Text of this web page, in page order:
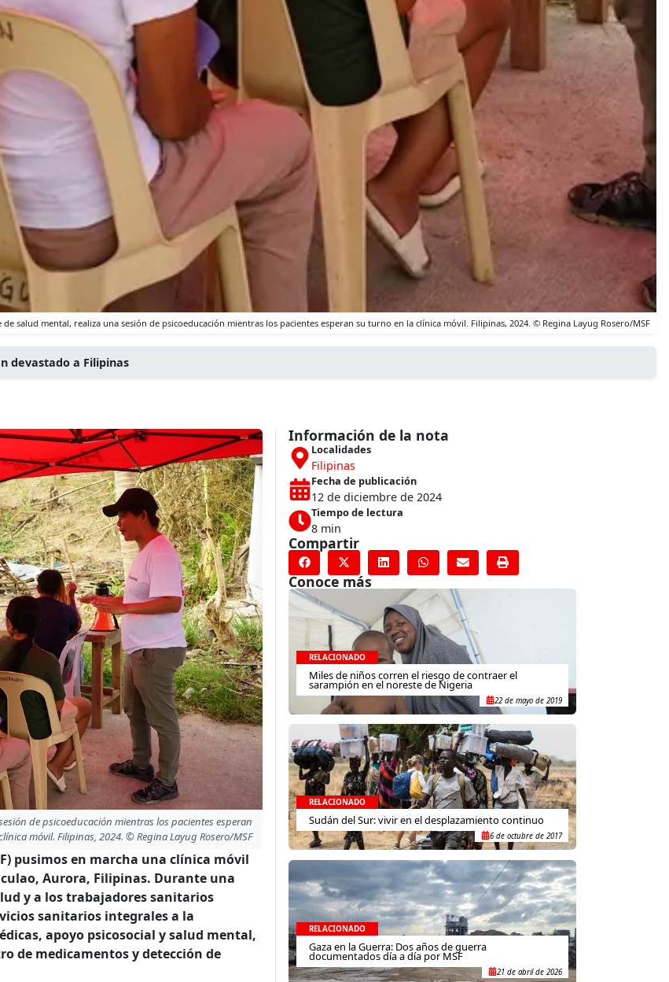
de salud mental, realiza una sesión de psicoeducación mientras los pacientes esperan su turno en la clínica móvil. Filipinas, 2024. © Regina Layug Rosero/MSF
devastado a Filipinas
de psicoeducación mientras los pacientes esperan
móvil. Filipinas, 2024. © Regina Layug Rosero/MSF
pusimos en marcha una clínica móvil
Aurora, Filipinas. Durante una
y a los trabajadores sanitarios
sanitarios integrales a la
apoyo psicosocial y salud mental,
de medicamentos y detección de
Información de la nota
Localidades
Filipinas
Fecha de publicación
12 de diciembre de 2024
Tiempo de lectura
8 min
Compartir
Conoce más
RELACIONADO
Miles de niños corren el riesgo de contraer el
sarampión en el noreste de Nigeria
22 de mayo de 2019
RELACIONADO
Sudán del Sur: vivir en el desplazamiento continuo
6 de octubre de 2017
RELACIONADO
Gaza en la Guerra: Dos años de guerra
documentados día a día por MSF
21 de abril de 2026